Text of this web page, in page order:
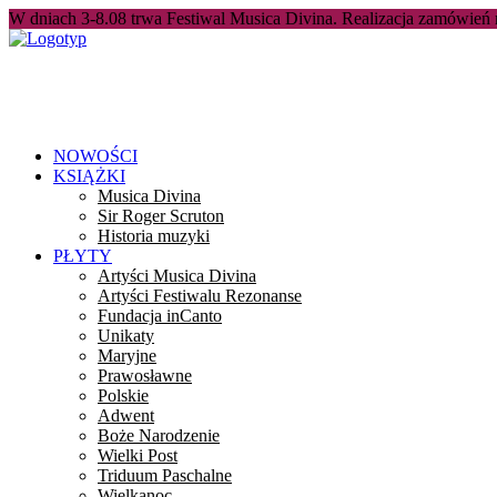
W dniach 3-8.08 trwa Festiwal Musica Divina. Realizacja
NOWOŚCI
KSIĄŻKI
Musica Divina
Sir Roger Scruton
Historia muzyki
PŁYTY
Artyści Musica Divina
Artyści Festiwalu Rezonanse
Fundacja inCanto
Unikaty
Maryjne
Prawosławne
Polskie
Adwent
Boże Narodzenie
Wielki Post
Triduum Paschalne